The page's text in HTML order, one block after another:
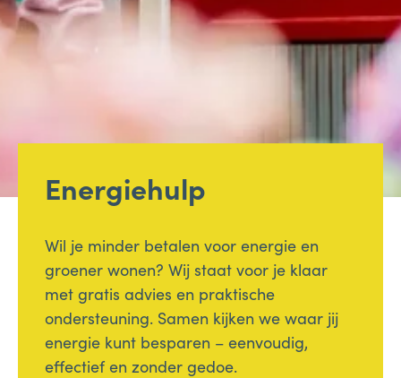
Energiehulp
Wil je minder betalen voor energie en
groener wonen? Wij staat voor je klaar
met gratis advies en praktische
ondersteuning. Samen kijken we waar jij
energie kunt besparen – eenvoudig,
effectief en zonder gedoe.